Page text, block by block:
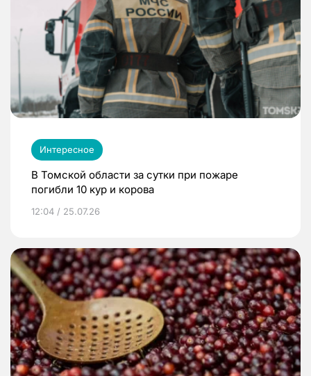
Интересное
В Томской области за сутки при пожаре
погибли 10 кур и корова
12:04 / 25.07.26